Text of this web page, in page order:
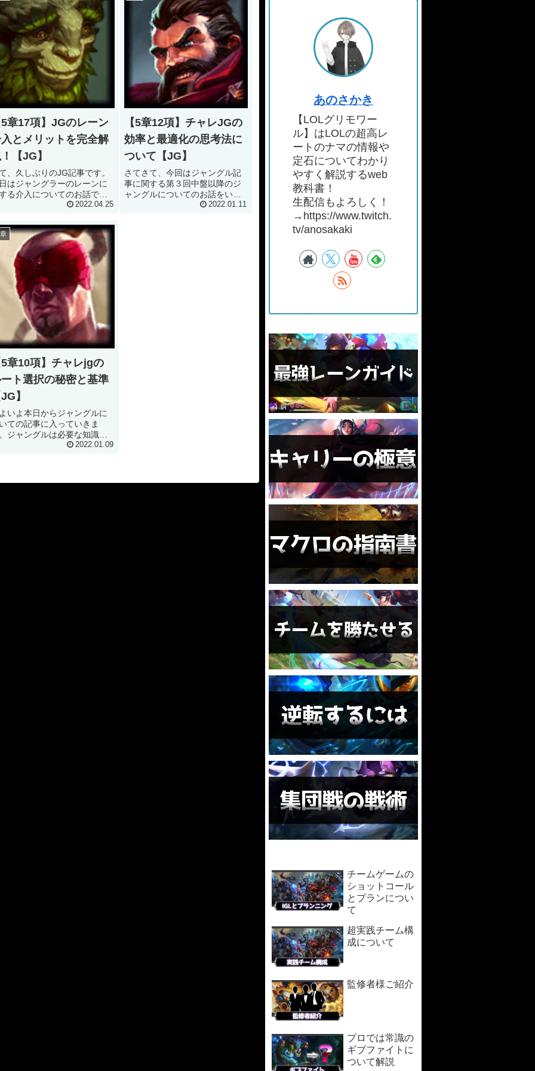
章17項】JGのレーン
とメリットを完全解
【JG】
、久しぶりのJG記事です。
はジャングラーのレーンに
る介入についてのお話で
対面ジャングラーと差をつ
て重要な考え方ですので、
最後までご覧ください。 本
ーン介入の種類について さ
一言に...
2022.04.25
【5章12項】チャレJGの
効率と最適化の思考法に
ついて【JG】
さてさて、今回はジャングル記
事に関する第３回中盤以降のジ
ャングルについてのお話をいた
します。 １〜２週目までのジャ
2022.01.11
章10項】チャレjgの
ト選択の秘密と基準
】
いよ本日からジャングルに
ての記事に入っていきま
ジャングルは必要な知識が
にありますので、一つずつ
2022.01.09
あのさかき
【LOLグリモワー
ル】はLOLの超高レ
ートのナマの情報や
定石についてわかり
やすく解説するweb
教科書！
生配信もよろしく！
→https://www.twitch.
tv/anosakaki
チームゲームの
ショットコール
とプランについ
て
超実践チーム構
成について
監修者様ご紹介
プロでは常識の
ギブファイトに
ついて解説